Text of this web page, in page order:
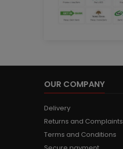
OUR COMPANY
Delivery
Returns and Complaints
Terms and Conditions